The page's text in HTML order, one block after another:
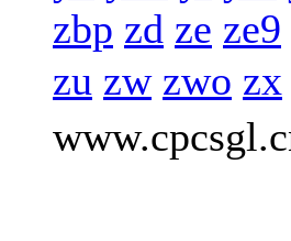
zbp zd ze ze9
zu zw zwo zx